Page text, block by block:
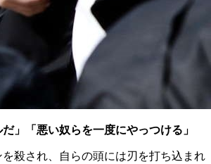
だ」「悪い奴らを一度にやっつける」
殺され、自らの頭には刃を打ち込まれ